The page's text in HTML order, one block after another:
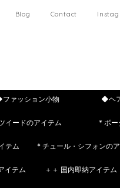
Blog Contact
ァッション小物 ◆ヘ
イードのアイテム * ボー
テム * チュール・シフォンの
イテム ＋＋ 国内即納アイテム